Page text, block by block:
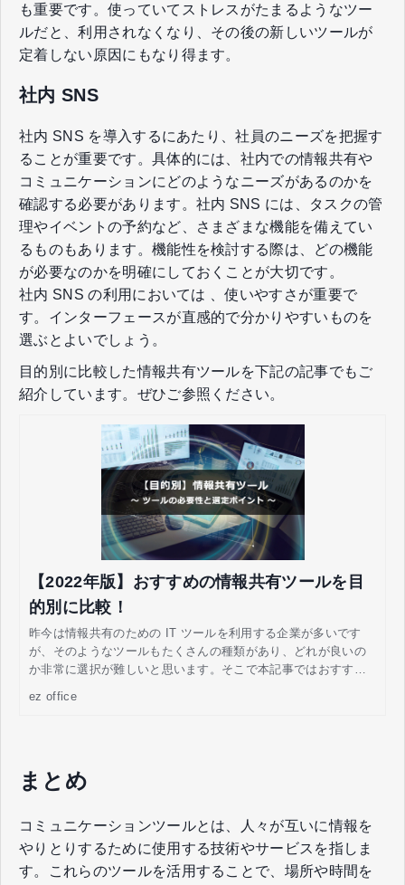
も重要です。使っていてストレスがたまるようなツー
ルだと、利用されなくなり、その後の新しいツールが
定着しない原因にもなり得ます。
社内 SNS
社内 SNS を導入するにあたり、社員のニーズを把握す
ることが重要です。具体的には、社内での情報共有や
コミュニケーションにどのようなニーズがあるのかを
確認する必要があります。社内 SNS には、タスクの管
理やイベントの予約など、さまざまな機能を備えてい
るものもあります。機能性を検討する際は、どの機能
が必要なのかを明確にしておくことが大切です。
社内 SNS の利用においては 、使いやすさが重要で
す。インターフェースが直感的で分かりやすいものを
選ぶとよいでしょう。
目的別に比較した情報共有ツールを下記の記事でもご
紹介しています。ぜひご参照ください。
【2022年版】おすすめの情報共有ツールを目
的別に比較！
昨今は情報共有のための IT ツールを利用する企業が多いです
が、そのようなツールもたくさんの種類があり、どれが良いの
か非常に選択が難しいと思います。そこで本記事ではおすすめ
ez office
まとめ
コミュニケーションツールとは、人々が互いに情報を
やりとりするために使用する技術やサービスを指しま
す。これらのツールを活用することで、場所や時間を